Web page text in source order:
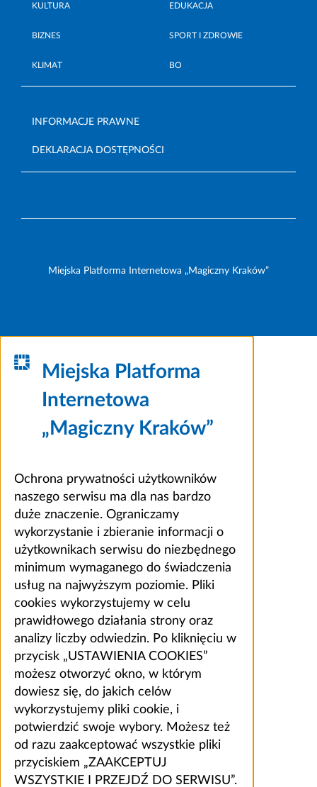
KULTURA EDUKACJA
BIZNES SPORT I ZDROWIE
KLIMAT BO
INFORMACJE PRAWNE
DEKLARACJA DOSTĘPNOŚCI
Miejska Platforma Internetowa „Magiczny Kraków”
Miejska Platforma
Internetowa
„Magiczny Kraków”
Ochrona prywatności użytkowników
naszego serwisu ma dla nas bardzo
duże znaczenie. Ograniczamy
wykorzystanie i zbieranie informacji o
użytkownikach serwisu do niezbędnego
minimum wymaganego do świadczenia
usług na najwyższym poziomie. Pliki
cookies wykorzystujemy w celu
prawidłowego działania strony oraz
analizy liczby odwiedzin. Po kliknięciu w
przycisk „USTAWIENIA COOKIES”
możesz otworzyć okno, w którym
dowiesz się, do jakich celów
wykorzystujemy pliki cookie, i
potwierdzić swoje wybory. Możesz też
od razu zaakceptować wszystkie pliki
przyciskiem „ZAAKCEPTUJ
WSZYSTKIE I PRZEJDŹ DO SERWISU”.